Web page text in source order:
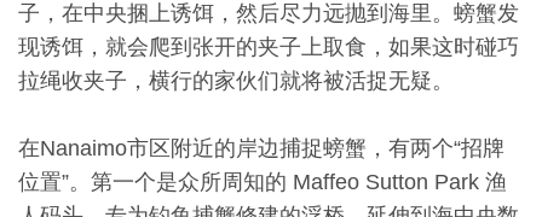
子，在中央捆上诱饵，然后尽力远抛到海里。螃蟹发
现诱饵，就会爬到张开的夹子上取食，如果这时碰巧
拉绳收夹子，横行的家伙们就将被活捉无疑。
在Nanaimo市区附近的岸边捕捉螃蟹，有两个“招牌
位置”。第一个是众所周知的 Maffeo Sutton Park 渔